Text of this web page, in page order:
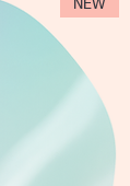
NEW